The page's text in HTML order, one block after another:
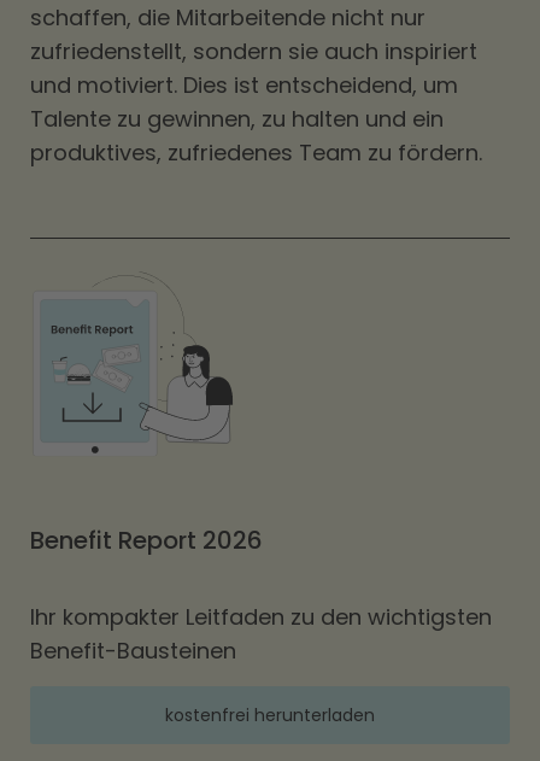
schaffen, die Mitarbeitende nicht nur
zufriedenstellt, sondern sie auch inspiriert
und motiviert. Dies ist entscheidend, um
Talente zu gewinnen, zu halten und ein
produktives, zufriedenes Team zu fördern.
Benefit Report 2026
Ihr kompakter Leitfaden zu den wichtigsten
Benefit-Bausteinen
kostenfrei herunterladen